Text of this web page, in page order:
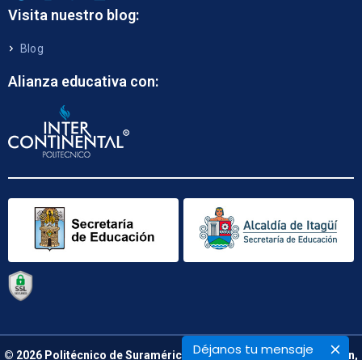
Déjanos tu mensaje
Visita nuestro blog:
Blog
Alianza educativa con:
© 2026 Politécnico de Suramérica. Calle 48 B N° 66 – 09. Medellín,